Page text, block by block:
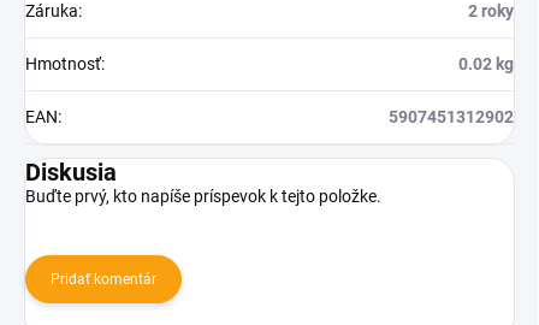
Záruka: 2 roky
Hmotnosť: 0.02 kg
EAN: 5907451312902
Diskusia
Buďte prvý, kto napíše príspevok k tejto položke.
Pridať komentár